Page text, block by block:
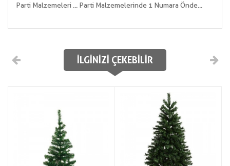
Parti Malzemeleri ... Parti Malzemelerinde 1 Numara Önde...
İLGINIZI ÇEKEBILIR